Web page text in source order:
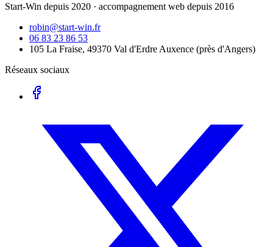
Start-Win depuis 2020 · accompagnement web depuis 2016
robin@start-win.fr
06 83 23 86 53
105 La Fraise, 49370 Val d'Erdre Auxence (près d'Angers)
Réseaux sociaux